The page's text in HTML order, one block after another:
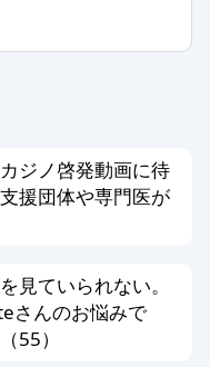
投稿ができ
ジノ啓発動画に待
援団体や専門医が
見ていられない。
さんのお悩みで
55）